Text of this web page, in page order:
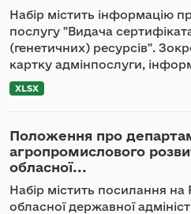
Набір містить інформацію
послугу "Видача
(генетичних) ресурсів".
картку адмінпослуги,
XLSX
Положення про
агропромислового
обласної...
Набір містить посилання
обласної державної